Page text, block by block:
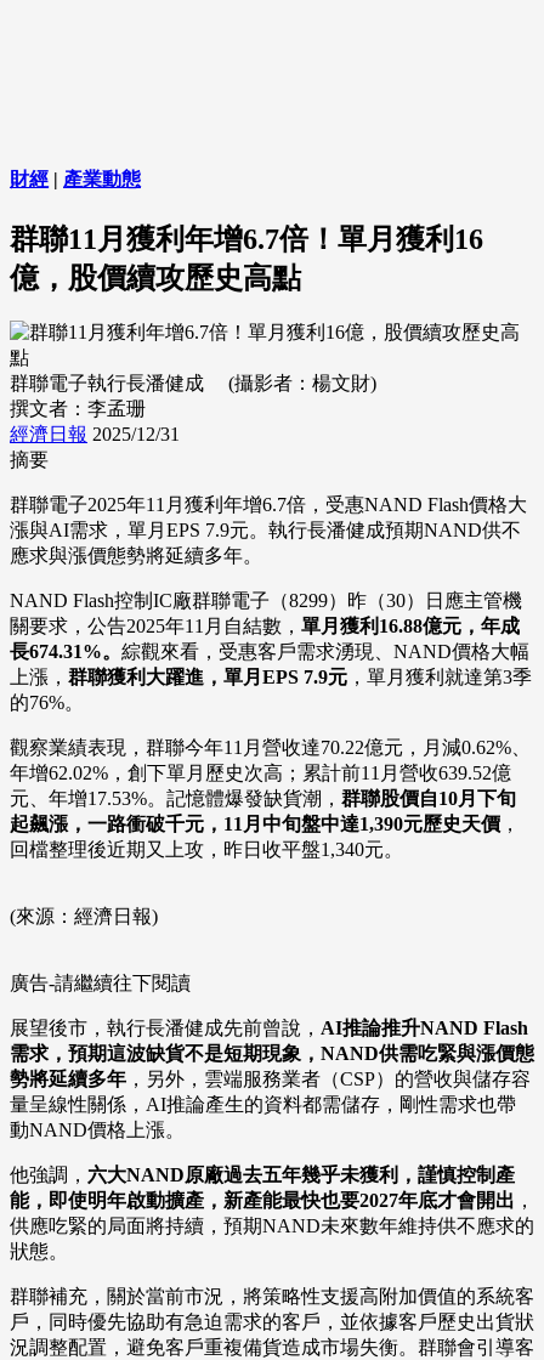
財經 | 產業動態
群聯11月獲利年增6.7倍！單月獲利16
億，股價續攻歷史高點
群聯電子執行長潘健成 (攝影者：楊文財)
撰文者：李孟珊
經濟日報 2025/12/31
摘要
群聯電子2025年11月獲利年增6.7倍，受惠NAND Flash價格大
漲與AI需求，單月EPS 7.9元。執行長潘健成預期NAND供不
應求與漲價態勢將延續多年。
NAND Flash控制IC廠群聯電子（8299）昨（30）日應主管機
關要求，公告2025年11月自結數， 單月獲利16.88億元，年成
長674.31%。 綜觀來看，受惠客戶需求湧現、NAND價格大幅
上漲， 群聯獲利大躍進，單月EPS 7.9元 ，單月獲利就達第3季
的76%。
觀察業績表現，群聯今年11月營收達70.22億元，月減0.62%、
年增62.02%，創下單月歷史次高；累計前11月營收639.52億
元、年增17.53%。記憶體爆發缺貨潮， 群聯股價自10月下旬
起飆漲，一路衝破千元，11月中旬盤中達1,390元歷史天價 ，
回檔整理後近期又上攻，昨日收平盤1,340元。
(來源：經濟日報)
廣告-請繼續往下閱讀
展望後市，執行長潘健成先前曾說， AI推論推升NAND Flash
需求，預期這波缺貨不是短期現象，NAND供需吃緊與漲價態
勢將延續多年 ，另外，雲端服務業者（CSP）的營收與儲存容
量呈線性關係，AI推論產生的資料都需儲存，剛性需求也帶
動NAND價格上漲。
他強調， 六大NAND原廠過去五年幾乎未獲利，謹慎控制產
能，即使明年啟動擴產，新產能最快也要2027年底才會開出 ，
供應吃緊的局面將持續，預期NAND未來數年維持供不應求的
狀態。
群聯補充，關於當前市況，將策略性支援高附加價值的系統客
戶，同時優先協助有急迫需求的客戶，並依據客戶歷史出貨狀
況調整配置，避免客戶重複備貨造成市場失衡。群聯會引導客